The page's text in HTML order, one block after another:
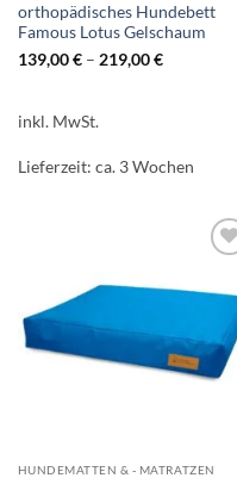
orthopädisches Hundebett
Famous Lotus Gelschaum
139,00€– 219,00€
inkl. MwSt.
Lieferzeit: ca. 3 Wochen
Wunschliste
HUNDEMATTEN & - MATRATZEN